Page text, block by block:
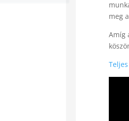
meg
Amíg